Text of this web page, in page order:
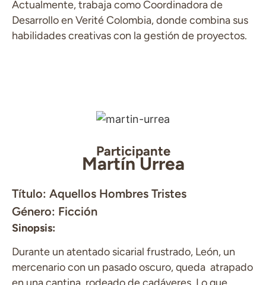
Actualmente, trabaja como Coordinadora de
Desarrollo en Verité Colombia, donde combina sus
habilidades creativas con la gestión de proyectos.
Participante
Martín Urrea
Título: Aquellos Hombres Tristes
Género: Ficción
Sinopsis:
Durante un atentado sicarial frustrado, León, un
mercenario con un pasado oscuro, queda atrapado